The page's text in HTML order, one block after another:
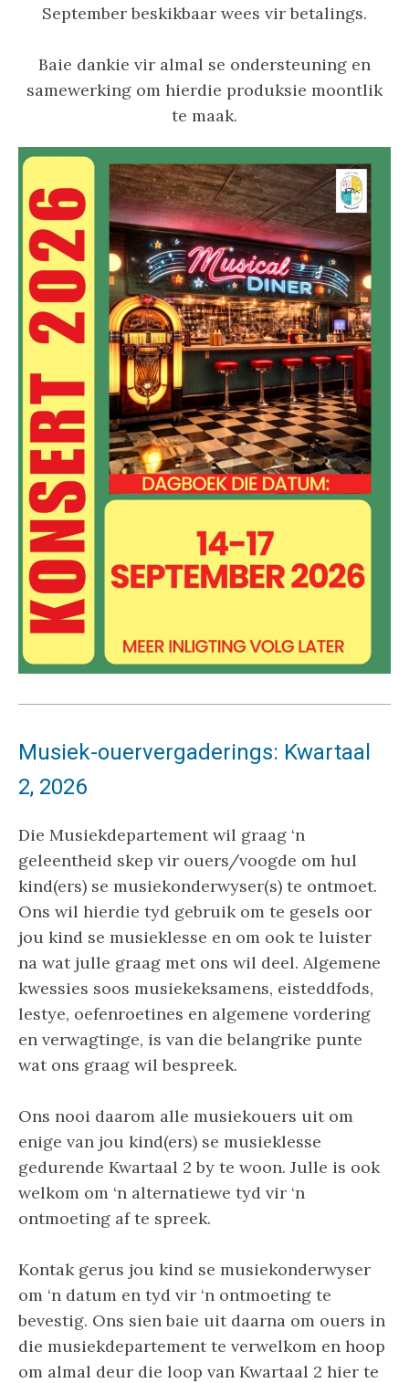
September beskikbaar wees vir betalings.
Baie dankie vir almal se ondersteuning en
samewerking om hierdie produksie moontlik
te maak.
Musiek-ouervergaderings: Kwartaal
2, 2026
Die Musiekdepartement wil graag ‘n
geleentheid skep vir ouers/voogde om hul
kind(ers) se musiekonderwyser(s) te ontmoet.
Ons wil hierdie tyd gebruik om te gesels oor
jou kind se musieklesse en om ook te luister
na wat julle graag met ons wil deel. Algemene
kwessies soos musiekeksamens, eisteddfods,
lestye, oefenroetines en algemene vordering
en verwagtinge, is van die belangrike punte
wat ons graag wil bespreek.
Ons nooi daarom alle musiekouers uit om
enige van jou kind(ers) se musieklesse
gedurende Kwartaal 2 by te woon. Julle is ook
welkom om ‘n alternatiewe tyd vir ‘n
ontmoeting af te spreek.
Kontak gerus jou kind se musiekonderwyser
om ‘n datum en tyd vir ‘n ontmoeting te
bevestig. Ons sien baie uit daarna om ouers in
die musiekdepartement te verwelkom en hoop
om almal deur die loop van Kwartaal 2 hier te